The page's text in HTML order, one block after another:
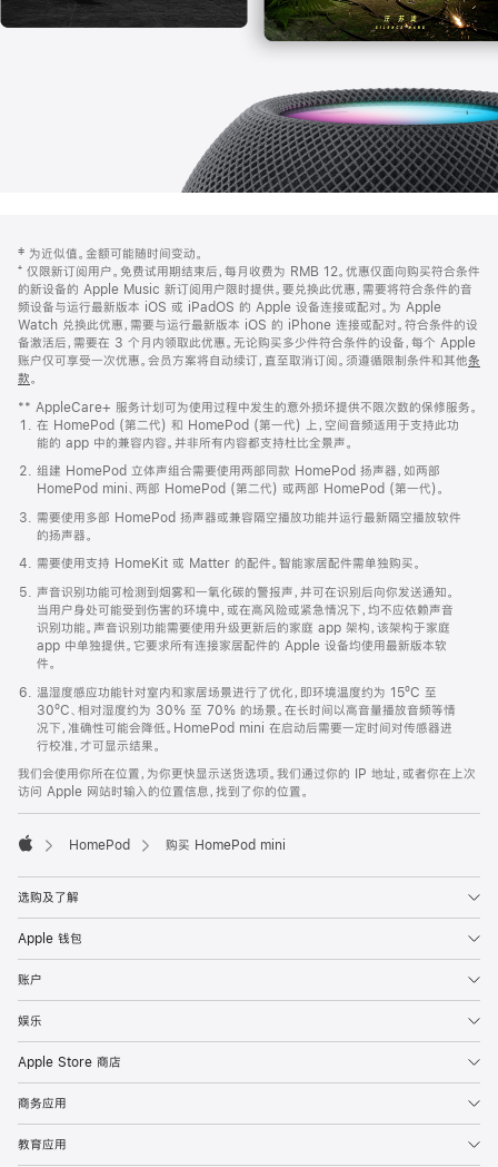
页
页
脚
注
‡ 为近似值。金额可能随时间变动。
⁺ 仅限新订阅用户。免费试用期结束后，每月收费为 RMB 12。优惠仅面向购买符合条件
的新设备的 Apple Music 新订阅用户限时提供。要兑换此优惠，需要将符合条件的音
频设备与运行最新版本 iOS 或 iPadOS 的 Apple 设备连接或配对。为 Apple
Watch 兑换此优惠，需要与运行最新版本 iOS 的 iPhone 连接或配对。符合条件的设
备激活后，需要在 3 个月内领取此优惠。无论购买多少件符合条件的设备，每个 Apple
账户仅可享受一次优惠。会员方案将自动续订，直至取消订阅。须遵循限制条件和其他条
款。
窗
口
中
打
开)
** AppleCare+ 服务计划可为使用过程中发生的意外损坏提供不限次数的保修服务。
在 HomePod (第二代) 和 HomePod (第一代) 上，空间音频适用于支持此功
能的 app 中的兼容内容。并非所有内容都支持杜比全景声。
组建 HomePod 立体声组合需要使用两部同款 HomePod 扬声器，如两部
HomePod mini、两部 HomePod (第二代) 或两部 HomePod (第一代)。
需要使用多部 HomePod 扬声器或兼容隔空播放功能并运行最新隔空播放软件
的扬声器。
需要使用支持 HomeKit 或 Matter 的配件。智能家居配件需单独购买。
声音识别功能可检测到烟雾和一氧化碳的警报声，并可在识别后向你发送通知。
当用户身处可能受到伤害的环境中，或在高风险或紧急情况下，均不应依赖声音
识别功能。声音识别功能需要使用升级更新后的家庭 app 架构，该架构于家庭
app 中单独提供。它要求所有连接家居配件的 Apple 设备均使用最新版本软
件。
温湿度感应功能针对室内和家居场景进行了优化，即环境温度约为 15ºC 至
30ºC、相对湿度约为 30% 至 70% 的场景。在长时间以高音量播放音频等情
况下，准确性可能会降低。HomePod mini 在启动后需要一定时间对传感器进
行校准，才可显示结果。
我们会使用你所在位置，为你更快显示送货选项。我们通过你的 IP 地址，或者你在上次
访问 Apple 网站时输入的位置信息，找到了你的位置。
HomePod 购买 HomePod mini
选购及了解
Apple 钱包
账户
娱乐
Apple Store 商店
商务应用
教育应用